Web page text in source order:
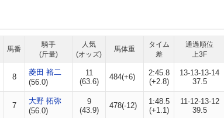
馬番
騎手
(斤量)
人気
(オッズ)
馬体重
タイム
差
通過順位
上3F
8
菱田 裕二
(56.0)
11
(63.6)
484(+6)
2:45.8
(+2.8)
13-13-13-14
37.5
7
大野 拓弥
(56.0)
9
(43.9)
478(-12)
1:48.5
(+1.1)
11-12-13-12
39.5